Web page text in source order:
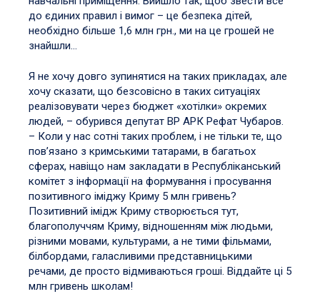
до єдиних правил і вимог – це безпека дітей,
необхідно більше 1,6 млн грн., ми на це грошей не
знайшли…
Я не хочу довго зупинятися на таких прикладах, але
хочу сказати, що безсовісно в таких ситуаціях
реалізовувати через бюджет «хотілки» окремих
людей, – обурився депутат ВР АРК Рефат Чубаров.
– Коли у нас сотні таких проблем, і не тільки те, що
пов’язано з кримськими татарами, в багатьох
сферах, навіщо нам закладати в Республіканський
комітет з інформації на формування і просування
позитивного іміджу Криму 5 млн гривень?
Позитивний імідж Криму створюється тут,
благополуччям Криму, відношенням між людьми,
різними мовами, культурами, а не тими фільмами,
білбордами, галасливими представницькими
речами, де просто відмиваються гроші. Віддайте ці 5
млн гривень школам!